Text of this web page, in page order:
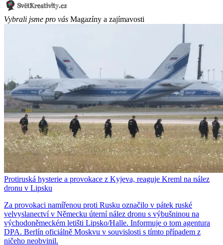
Vybrali jsme pro vás Magazíny a zajímavosti
Protiruská hysterie a provokace z Kyjeva, reaguje Kreml na nález
dronu v Lipsku
Za provokaci namířenou proti Rusku označilo v pátek ruské
velvyslanectví v Německu úterní nález dronu s výbušninou na
východoněmeckém letišti Lipsko/Halle. Informuje o tom agentura
DPA. Berlín oficiálně Moskvu v souvislosti s tímto případem z
ničeho neobvinil.